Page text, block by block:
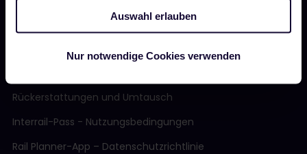
Auswahl erlauben
Nur notwendige Cookies verwenden
Rückerstattungen und Umtausch
Interrail-Pass - Nutzungsbedingungen
Rail Planner-App – Datenschutzrichtlinie